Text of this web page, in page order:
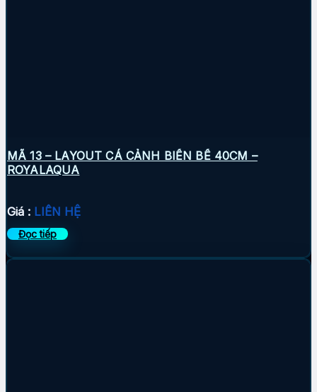
MÃ 13 – LAYOUT CÁ CẢNH BIỂN BỂ 40CM –
ROYALAQUA
Giá : LIÊN HỆ
Đọc tiếp